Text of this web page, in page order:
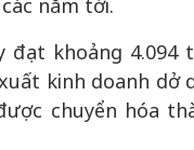
năm tới.
đạt khoảng 4.094
kinh doanh dở
chuyển hóa